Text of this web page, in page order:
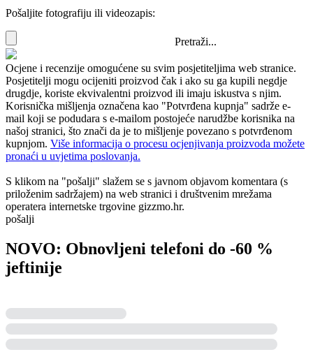
Pošaljite fotografiju ili videozapis:
Pretraži...
Ocjene i recenzije omogućene su svim posjetiteljima web stranice.
Posjetitelji mogu ocijeniti proizvod čak i ako su ga kupili negdje
drugdje, koriste ekvivalentni proizvod ili imaju iskustva s njim.
Korisnička mišljenja označena kao "Potvrđena kupnja" sadrže e-
mail koji se podudara s e-mailom postojeće narudžbe korisnika na
našoj stranici, što znači da je to mišljenje povezano s potvrđenom
kupnjom. Više informacija o procesu ocjenjivanja proizvoda možete
pronaći u uvjetima poslovanja.
S klikom na "pošalji" slažem se s javnom objavom komentara (s
priloženim sadržajem) na web stranici i društvenim mrežama
operatera internetske trgovine gizzmo.hr.
pošalji
NOVO: Obnovljeni telefoni do -60 %
jeftinije